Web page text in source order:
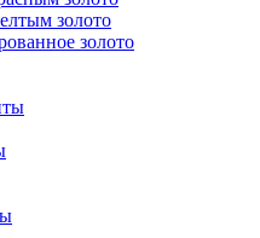
золото
золото